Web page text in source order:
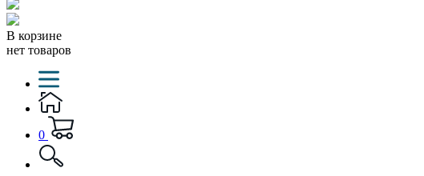
В корзине
нет товаров
0